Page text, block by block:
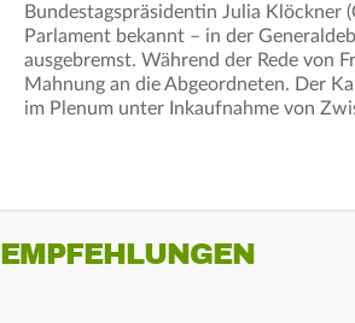
Bundestagspräsidentin Julia Klöckner
Parlament bekannt – in der
ausgebremst. Während der Rede von
Mahnung an die Abgeordneten. Der
im Plenum unter Inkaufnahme von
EMPFEHLUNGEN